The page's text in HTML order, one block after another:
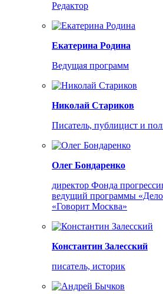
Редактор
Екатерина Родина
Ведущая программ
Николай Стариков
Писатель, публицист и
Олег Бондаренко
директор Фонда
ведущий программы
«Говорит Москва»
Константин Залесский
писатель, историк